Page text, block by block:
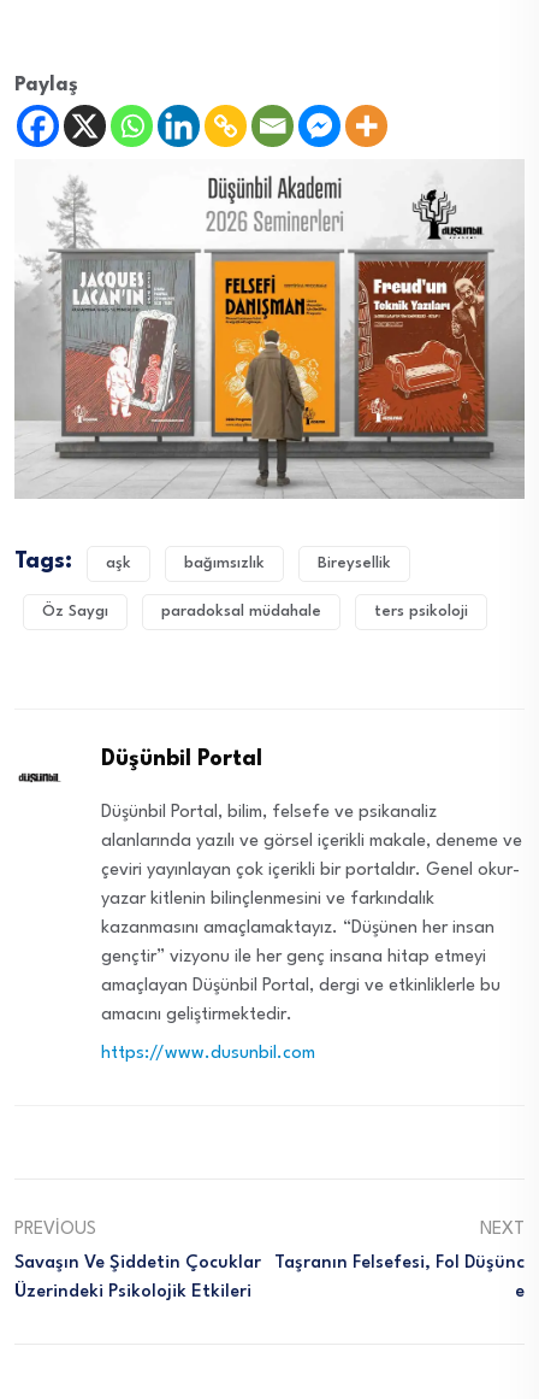
Paylaş
Tags: aşk bağımsızlık Bireysellik
Öz Saygı paradoksal müdahale ters psikoloji
Düşünbil Portal
Düşünbil Portal, bilim, felsefe ve psikanaliz
alanlarında yazılı ve görsel içerikli makale, deneme ve
çeviri yayınlayan çok içerikli bir portaldır. Genel okur-
yazar kitlenin bilinçlenmesini ve farkındalık
kazanmasını amaçlamaktayız. “Düşünen her insan
gençtir” vizyonu ile her genç insana hitap etmeyi
amaçlayan Düşünbil Portal, dergi ve etkinliklerle bu
amacını geliştirmektedir.
https://www.dusunbil.com
PREVIOUS
Savaşın Ve Şiddetin Çocuklar
Üzerindeki Psikolojik Etkileri
NEXT
Taşranın Felsefesi, Fol Düşünc
E